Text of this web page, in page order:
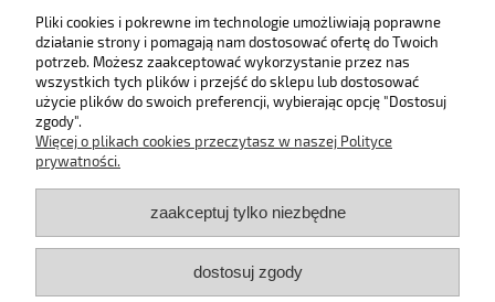
Pomoc
Bestsellery
Informacje
O nas
Pliki cookies i pokrewne im technologie umożliwiają poprawne
działanie strony i pomagają nam dostosować ofertę do Twoich
potrzeb. Możesz zaakceptować wykorzystanie przez nas
wszystkich tych plików i przejść do sklepu lub dostosować
użycie plików do swoich preferencji, wybierając opcję "Dostosuj
zgody".
Więcej o plikach cookies przeczytasz w naszej Polityce
prywatności.
zaakceptuj tylko niezbędne
dostosuj zgody